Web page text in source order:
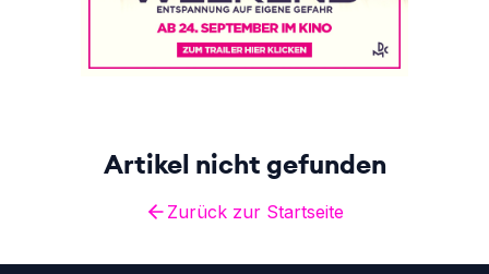
Artikel nicht gefunden
Zurück zur Startseite